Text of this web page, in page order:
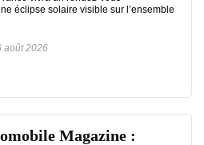
éclipse solaire visible sur l’ensemble
août 2026
Magazine :